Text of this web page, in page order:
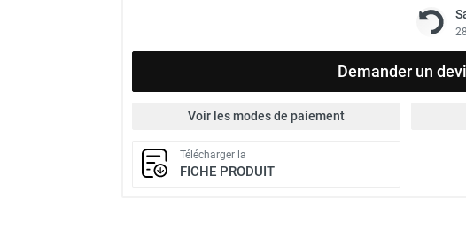
Demander un
Voir les modes de paiement
Télécharger la
FICHE PRODUIT